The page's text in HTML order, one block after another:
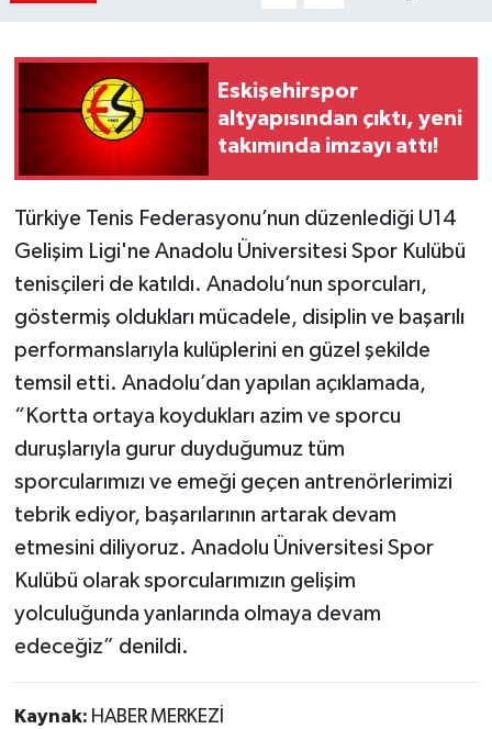
Eskişehirspor
altyapısından çıktı, yeni
takımında imzayı attı!
Türkiye Tenis Federasyonu’nun düzenlediği U14
Gelişim Ligi'ne Anadolu Üniversitesi Spor Kulübü
tenisçileri de katıldı. Anadolu’nun sporcuları,
göstermiş oldukları mücadele, disiplin ve başarılı
performanslarıyla kulüplerini en güzel şekilde
temsil etti. Anadolu’dan yapılan açıklamada,
“Kortta ortaya koydukları azim ve sporcu
duruşlarıyla gurur duyduğumuz tüm
sporcularımızı ve emeği geçen antrenörlerimizi
tebrik ediyor, başarılarının artarak devam
etmesini diliyoruz. Anadolu Üniversitesi Spor
Kulübü olarak sporcularımızın gelişim
yolculuğunda yanlarında olmaya devam
edeceğiz” denildi.
Kaynak: HABER MERKEZİ